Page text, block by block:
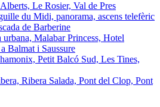
Le Rosier, Val de Pres
du Midi, panorama, ascens telefèric
de Barberine
Malabar Princess, Hotel
Balmat i Saussure
Petit Balcó Sud, Les Tines,
Ribera Salada, Pont del Clop, Pont